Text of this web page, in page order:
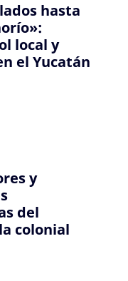
hasta
local y
el Yucatán
y
del
colonial